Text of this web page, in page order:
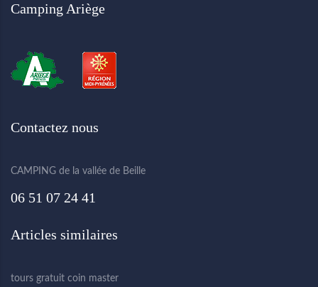
Camping Ariège
Contactez nous
CAMPING de la vallée de Beille
06 51 07 24 41
Articles similaires
tours gratuit coin master